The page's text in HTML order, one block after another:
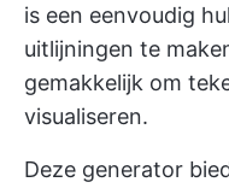
is een eenvoudig
uitlijningen te
gemakkelijk om
visualiseren.
Deze generator